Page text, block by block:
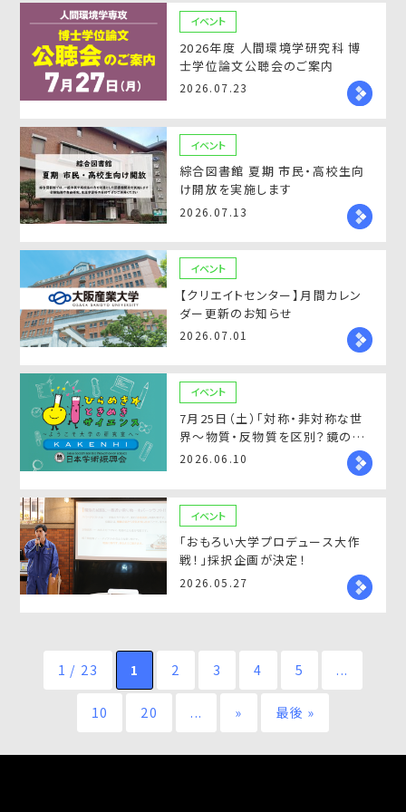
イベント
2026年度 人間環境学研究科 博
士学位論文公聴会のご案内
2026.07.23
イベント
綜合図書館 夏期 市民・高校生向
け開放を実施します
2026.07.13
イベント
【クリエイトセンター】月間カレン
ダー更新のお知らせ
2026.07.01
イベント
7月25日（土）「対称・非対称な世
界～物質・反物質を区別？鏡の中
の世界は同じ？～」
2026.06.10
イベント
「おもろい大学プロデュース大作
戦！」採択企画が決定！
2026.05.27
1 / 23 1 2 3 4 5 ...
10 20 ... » 最後 »